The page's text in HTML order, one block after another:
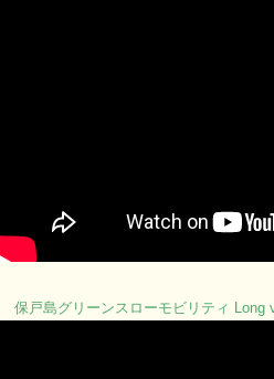
保戸島グリーンスローモビリティ Long